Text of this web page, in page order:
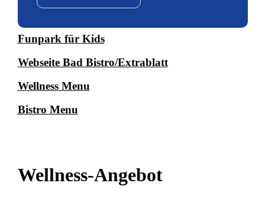
Funpark für Kids
Webseite Bad Bistro/Extrablatt
Wellness Menu
Bistro Menu
Wellness-Angebot